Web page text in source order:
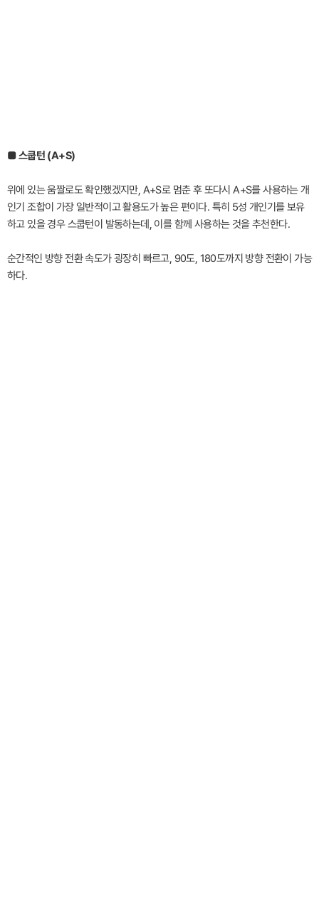
■ 스쿱턴 (A+S)
위에 있는 움짤로도 확인했겠지만, A+S로 멈춘 후 또다시 A+S를 사용하는 개
인기 조합이 가장 일반적이고 활용도가 높은 편이다. 특히 5성 개인기를 보유
하고 있을 경우 스쿱턴이 발동하는데, 이를 함께 사용하는 것을 추천한다.
순간적인 방향 전환 속도가 굉장히 빠르고, 90도, 180도까지 방향 전환이 가능
하다.